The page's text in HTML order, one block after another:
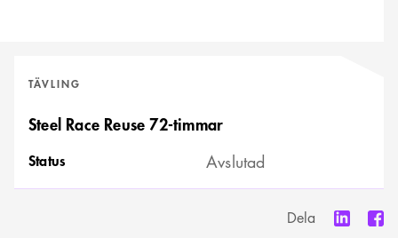
TÄVLING
Steel Race Reuse 72-timmar
Status Avslutad
Dela